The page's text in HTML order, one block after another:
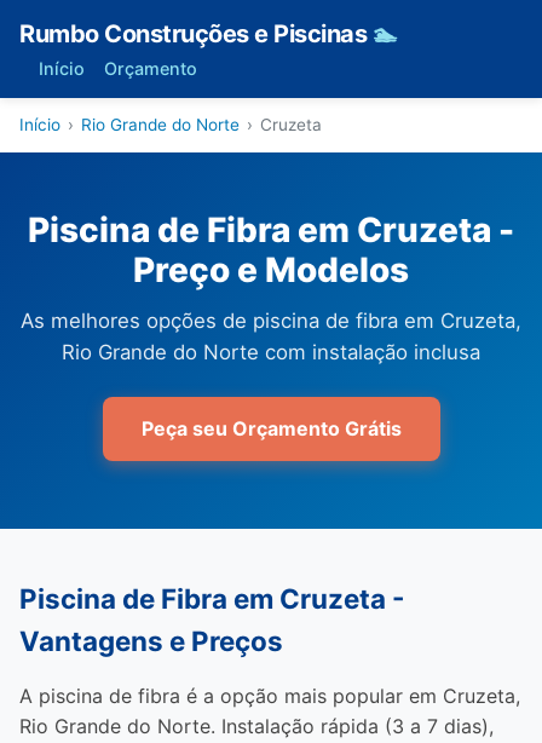
Rumbo Construções e Piscinas 🏊
Início Orçamento
Início › Rio Grande do Norte › Cruzeta
Piscina de Fibra em Cruzeta -
Preço e Modelos
As melhores opções de piscina de fibra em Cruzeta,
Rio Grande do Norte com instalação inclusa
Peça seu Orçamento Grátis
Piscina de Fibra em Cruzeta -
Vantagens e Preços
A piscina de fibra é a opção mais popular em Cruzeta,
Rio Grande do Norte. Instalação rápida (3 a 7 dias),